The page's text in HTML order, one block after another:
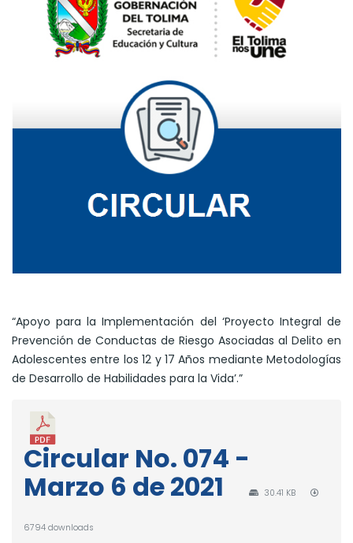
“Apoyo para la Implementación del ‘Proyecto Integral de
Prevención de Conductas de Riesgo Asociadas al Delito en
Adolescentes entre los 12 y 17 Años mediante Metodologías
de Desarrollo de Habilidades para la Vida’.”
Circular No. 074 -
Marzo 6 de 2021
30.41 KB
6794 downloads